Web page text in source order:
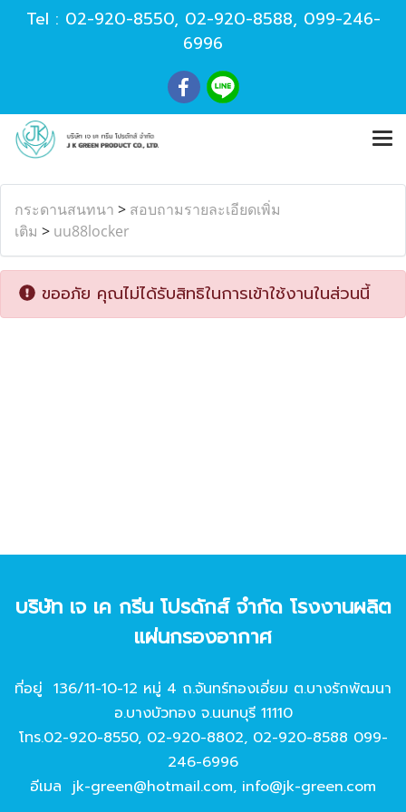
Tel : 02-920-8550, 02-920-8588, 099-246-
6996
กระดานสนทนา > สอบถามรายละเอียดเพิ่ม
เติม > uu88locker
ขออภัย คุณไม่ได้รับสิทธิในการเข้าใช้งานในส่วนนี้
บริษัท เจ เค กรีน โปรดักส์ จํากัด โรงงานผลิต
แผ่นกรองอากาศ
ที่อยู่ 136/11-10-12 หมู่ 4 ถ.จันทร์ทองเอี่ยม ต.บางรักพัฒนา
อ.บางบัวทอง จ.นนทบุรี 11110
โทร.02-920-8550, 02-920-8802, 02-920-8588 099-
246-6996
อีเมล jk-green@hotmail.com, info@jk-green.com